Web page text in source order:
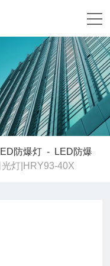
防爆灯 -
LED防爆
灯|HRY93-40X